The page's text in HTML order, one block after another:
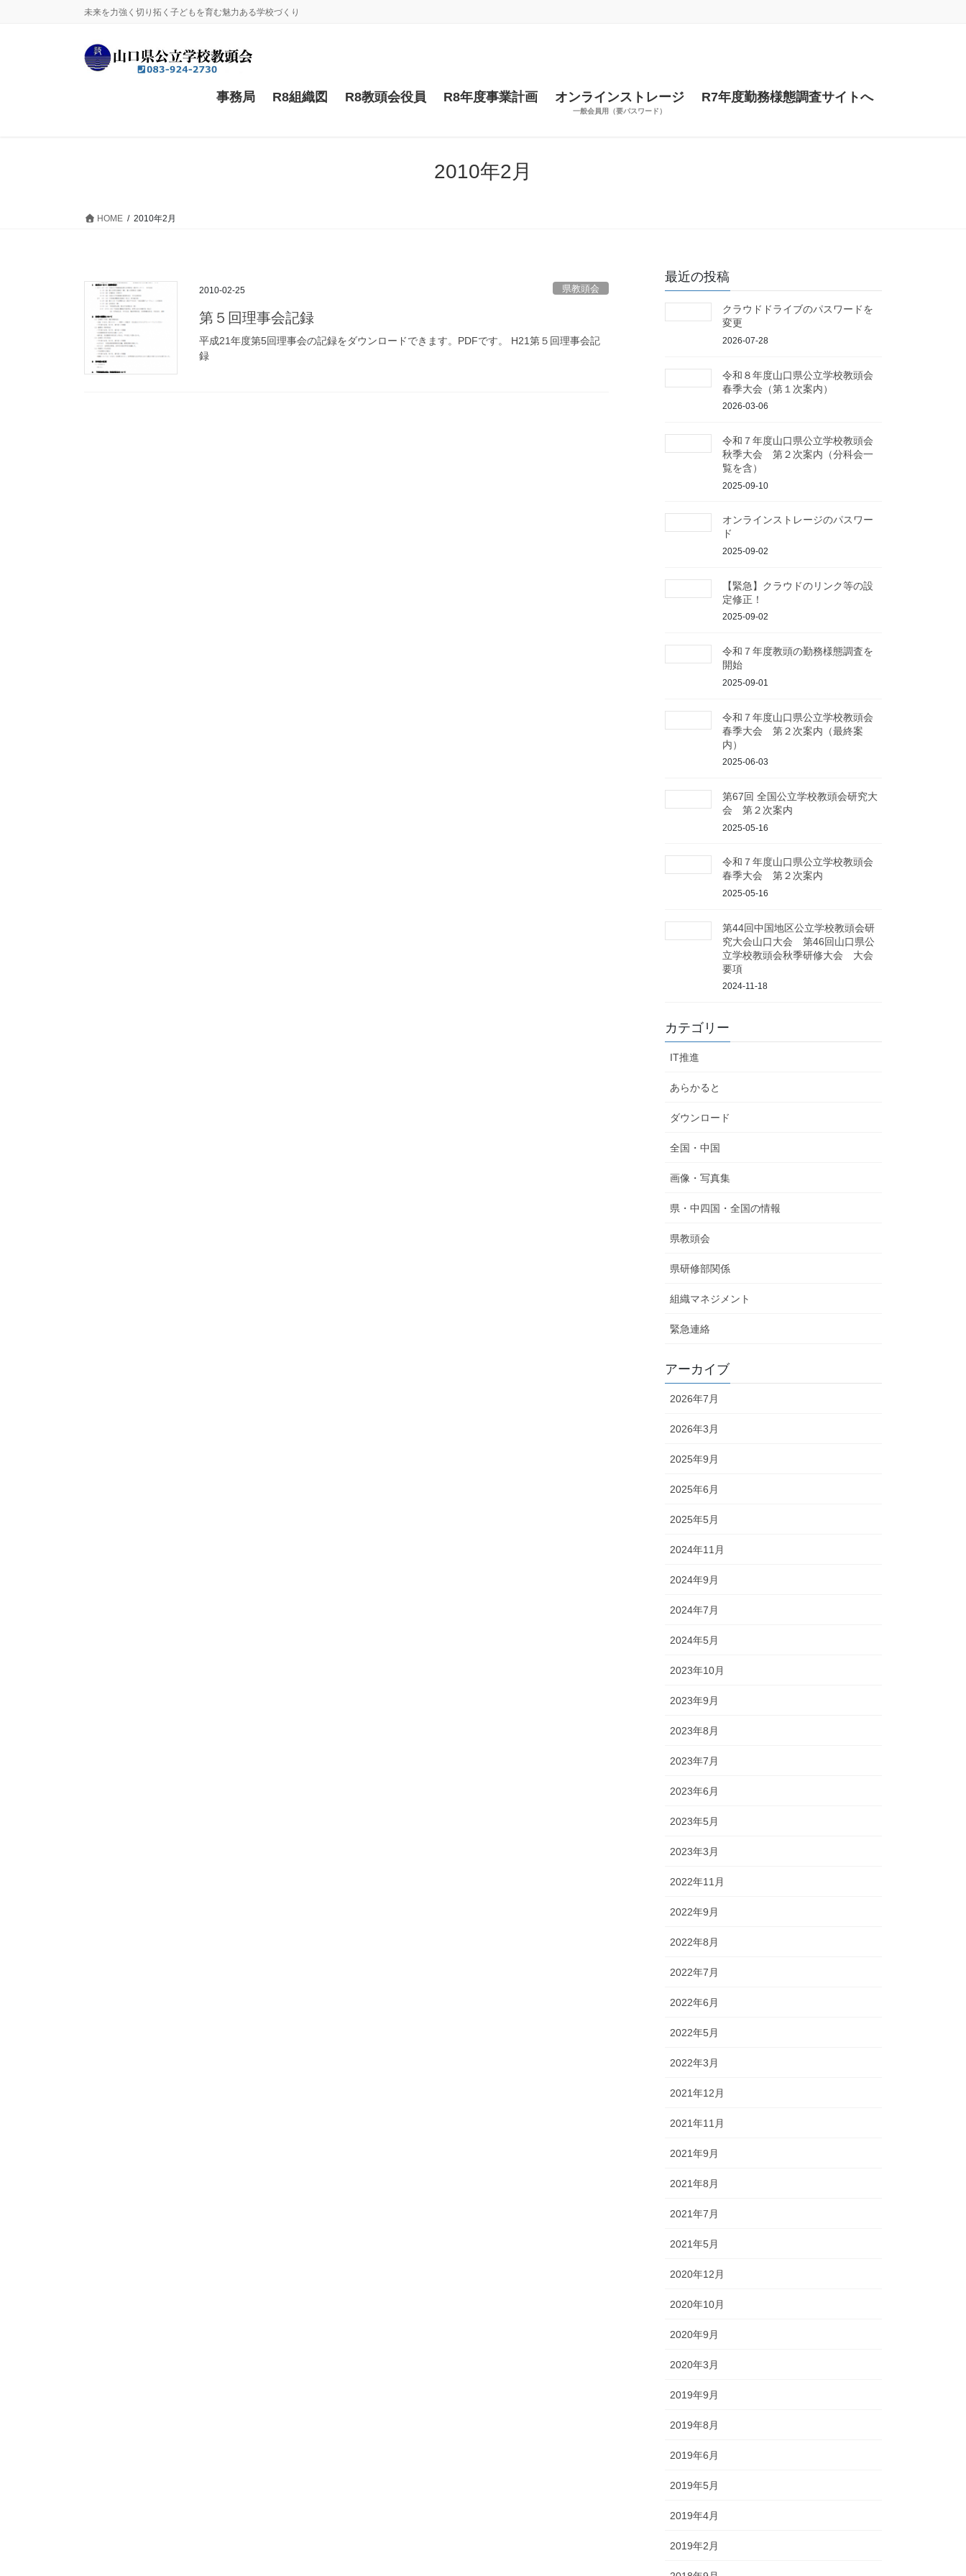
未来を力強く切り拓く子どもを育む魅力ある学校づくり
事務局 R8組織図 R8教頭会役員 R8年度事業計画 オンラインストレージ
一般会員用（要パスワード）
R7年度勤務様態調査サイトへ
2010年2月
HOME 2010年2月
2010-02-25 県教頭会
第５回理事会記録
平成21年度第5回理事会の記録をダウンロードできます。PDFです。 H21第５回理事会記
録
最近の投稿
クラウドドライブのパスワードを
変更
2026-07-28
令和８年度山口県公立学校教頭会
春季大会（第１次案内）
2026-03-06
令和７年度山口県公立学校教頭会
秋季大会 第２次案内（分科会一
覧を含）
2025-09-10
オンラインストレージのパスワー
ド
2025-09-02
【緊急】クラウドのリンク等の設
定修正！
2025-09-02
令和７年度教頭の勤務様態調査を
開始
2025-09-01
令和７年度山口県公立学校教頭会
春季大会 第２次案内（最終案
内）
2025-06-03
第67回 全国公立学校教頭会研究大
会 第２次案内
2025-05-16
令和７年度山口県公立学校教頭会
春季大会 第２次案内
2025-05-16
第44回中国地区公立学校教頭会研
究大会山口大会 第46回山口県公
立学校教頭会秋季研修大会 大会
要項
2024-11-18
カテゴリー
IT推進
あらかると
ダウンロード
全国・中国
画像・写真集
県・中四国・全国の情報
県教頭会
県研修部関係
組織マネジメント
緊急連絡
アーカイブ
2026年7月
2026年3月
2025年9月
2025年6月
2025年5月
2024年11月
2024年9月
2024年7月
2024年5月
2023年10月
2023年9月
2023年8月
2023年7月
2023年6月
2023年5月
2023年3月
2022年11月
2022年9月
2022年8月
2022年7月
2022年6月
2022年5月
2022年3月
2021年12月
2021年11月
2021年9月
2021年8月
2021年7月
2021年5月
2020年12月
2020年10月
2020年9月
2020年3月
2019年9月
2019年8月
2019年6月
2019年5月
2019年4月
2019年2月